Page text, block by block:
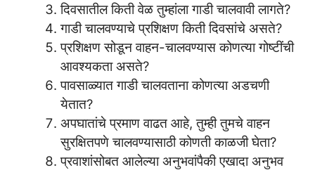
दिवसातील किती वेळ तुम्हांला गाडी चालवावी लागते?
गाडी चालवण्याचे प्रशिक्षण किती दिवसांचे असते?
प्रशिक्षण सोडून वाहन-चालवण्यास कोणत्या गोष्टींची
आवश्यकता असते?
पावसाळ्यात गाडी चालवताना कोणत्या अडचणी
येतात?
अपघातांचे प्रमाण वाढत आहे, तुम्ही तुमचे वाहन
सुरक्षितपणे चालवण्यासाठी कोणती काळजी घेता?
प्रवाशांसोबत आलेल्या अनुभवांपैकी एखादा अनुभव